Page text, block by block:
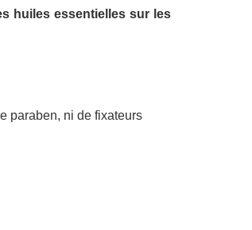
huiles essentielles sur les
paraben, ni de fixateurs